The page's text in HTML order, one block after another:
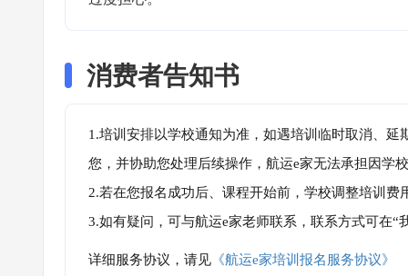
消费者告知书
1.培训安排以学校通知为准，如遇培训临时取消、
您，并协助您处理后续操作，航运e家无法承担因学
2.若在您报名成功后、课程开始前，学校调整培训
3.如有疑问，可与航运e家老师联系，联系方式可在
详细服务协议，请见 《航运e家培训报名服务协议》